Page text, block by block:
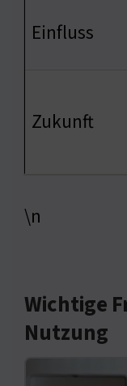
Einfluss
Zukunft
\n
Wichtige
Nutzung